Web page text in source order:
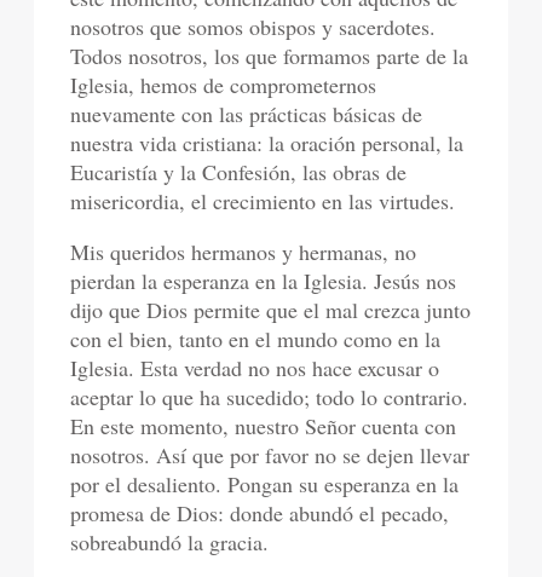
nosotros que somos obispos y sacerdotes.
Todos nosotros, los que formamos parte de la
Iglesia, hemos de comprometernos
nuevamente con las prácticas básicas de
nuestra vida cristiana: la oración personal, la
Eucaristía y la Confesión, las obras de
misericordia, el crecimiento en las virtudes.
Mis queridos hermanos y hermanas, no
pierdan la esperanza en la Iglesia. Jesús nos
dijo que Dios permite que el mal crezca junto
con el bien, tanto en el mundo como en la
Iglesia. Esta verdad no nos hace excusar o
aceptar lo que ha sucedido; todo lo contrario.
En este momento, nuestro Señor cuenta con
nosotros. Así que por favor no se dejen llevar
por el desaliento. Pongan su esperanza en la
promesa de Dios: donde abundó el pecado,
sobreabundó la gracia.